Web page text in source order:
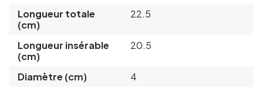
Longueur totale
(cm)
22.5
Longueur insérable
(cm)
20.5
Diamètre (cm)
4